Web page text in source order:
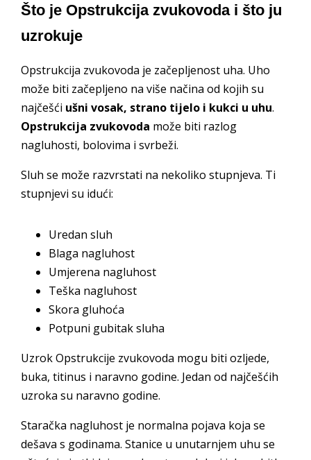
Što je Opstrukcija zvukovoda i što ju
uzrokuje
Opstrukcija zvukovoda je začepljenost uha. Uho
može biti začepljeno na više načina od kojih su
najčešći ušni vosak, strano tijelo i kukci u uhu.
Opstrukcija zvukovoda može biti razlog
nagluhosti, bolovima i svrbeži.
Sluh se može razvrstati na nekoliko stupnjeva. Ti
stupnjevi su idući:
Uredan sluh
Blaga nagluhost
Umjerena nagluhost
Teška nagluhost
Skora gluhoća
Potpuni gubitak sluha
Uzrok Opstrukcije zvukovoda mogu biti ozljede,
buka, titinus i naravno godine. Jedan od najčešćih
uzroka su naravno godine.
Staračka nagluhost je normalna pojava koja se
dešava s godinama. Stanice u unutarnjem uhu se